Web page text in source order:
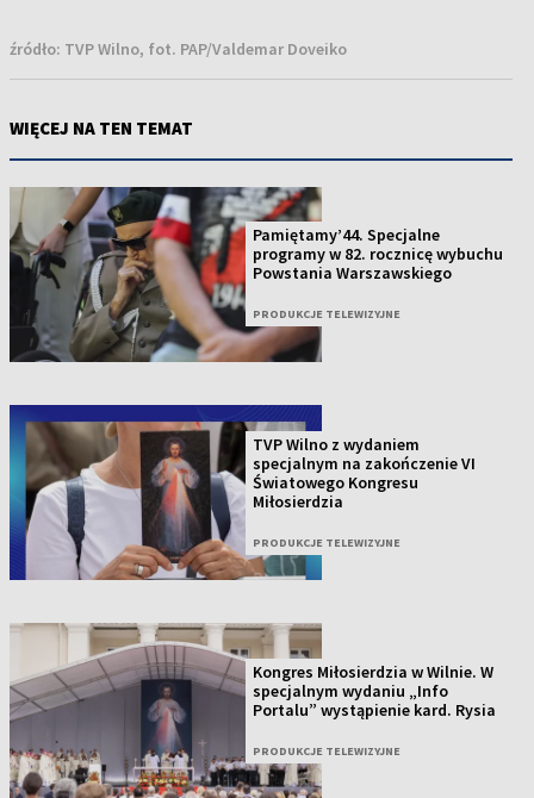
źródło: TVP Wilno, fot. PAP/Valdemar Doveiko
WIĘCEJ NA TEN TEMAT
Pamiętamy’44. Specjalne
programy w 82. rocznicę wybuchu
Powstania Warszawskiego
PRODUKCJE TELEWIZYJNE
TVP Wilno z wydaniem
specjalnym na zakończenie VI
Światowego Kongresu
Miłosierdzia
PRODUKCJE TELEWIZYJNE
Kongres Miłosierdzia w Wilnie. W
specjalnym wydaniu „Info
Portalu” wystąpienie kard. Rysia
PRODUKCJE TELEWIZYJNE